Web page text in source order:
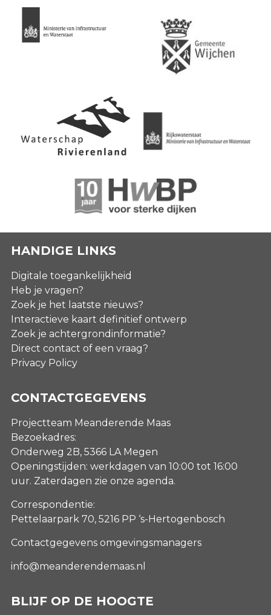
HANDIGE LINKS
Digitale toegankelijkheid
Heb je vragen?
Zoek je het laatste nieuws?
Interactieve kaart definitief ontwerp
Zoek je achtergrondinformatie?
Direct contact of een vraag?
Privacy Policy
CONTACTGEGEVENS
Projectteam Meanderende Maas
Bezoekadres:
Onderweg 2B, 5366 LA Megen
Openingstijden: werkdagen van 10:00 tot 16:00
uur. Zaterdagen zie onze agenda.
Correspondentie:
Pettelaarpark 70, 5216 PP ‘s-Hertogenbosch
Contactgegevens omgevingsmanagers
info@meanderendemaas.nl
BLIJF OP DE HOOGTE